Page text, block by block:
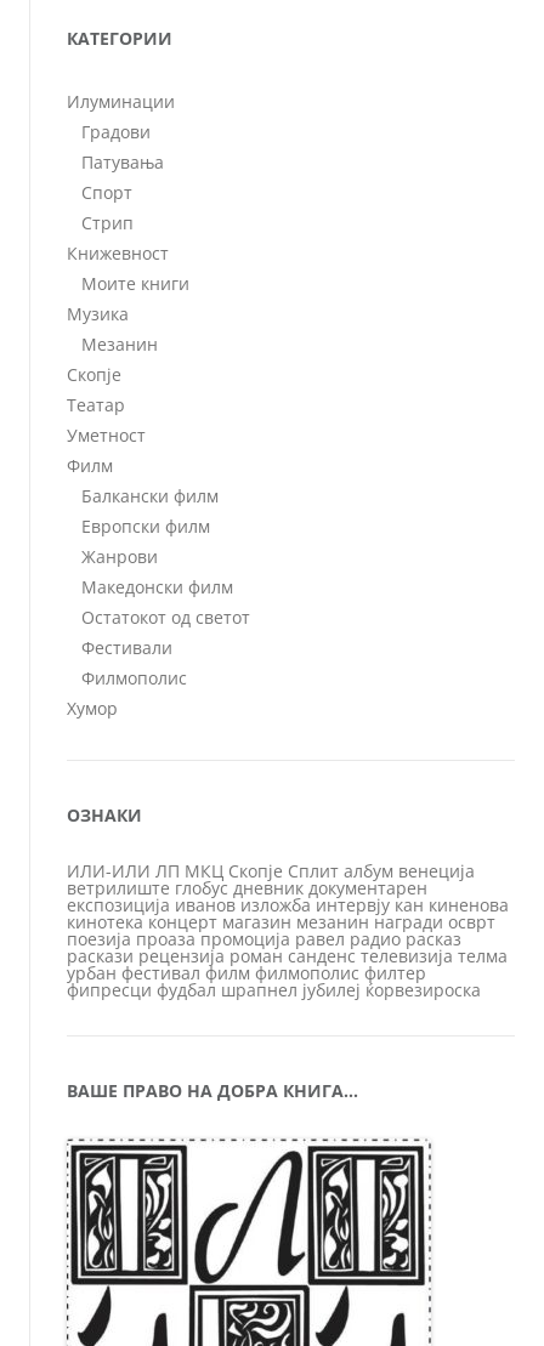
КАТЕГОРИИ
Илуминации
Градови
Патувања
Спорт
Стрип
Книжевност
Моите книги
Музика
Мезанин
Скопје
Театар
Уметност
Филм
Балкански филм
Европски филм
Жанрови
Македонски филм
Остатокот од светот
Фестивали
Филмополис
Хумор
ОЗНАКИ
ИЛИ-ИЛИ ЛП МКЦ Скопје Сплит албум венеција
ветрилиште глобус дневник документарен
експозиција иванов изложба интервју кан киненова
кинотека концерт магазин мезанин награди осврт
поезија проаза промоција равел радио расказ
раскази рецензија роман санденс телевизија телма
урбан фестивал филм филмополис филтер
фипресци фудбал шрапнел јубилеј ќорвезироска
ВАШЕ ПРАВО НА ДОБРА КНИГА…